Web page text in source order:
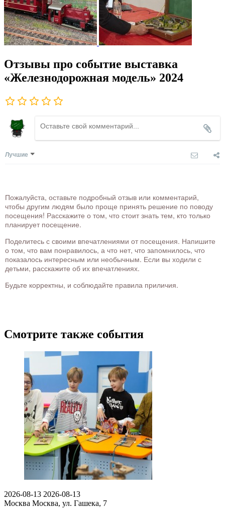
Отзывы про событие выставка
«Железнодорожная модель» 2024
Лучшие
Пожалуйста, оставьте подробный отзыв или комментарий,
чтобы другим людям было проще принять решение по поводу
посещения! Расскажите о том, что стоит знать тем, кто только
планирует посещение.
Поделитесь с своими впечатлениями от посещения. Напишите
о том, что вам понравилось, а что нет, что запомнилось, что
показалось интересным или необычным. Если вы ходили с
детьми, расскажите об их впечатлениях.
Будьте корректны, и соблюдайте правила приличия.
Смотрите также события
2026-08-13 2026-08-13
Москва Москва, ул. Гашека, 7